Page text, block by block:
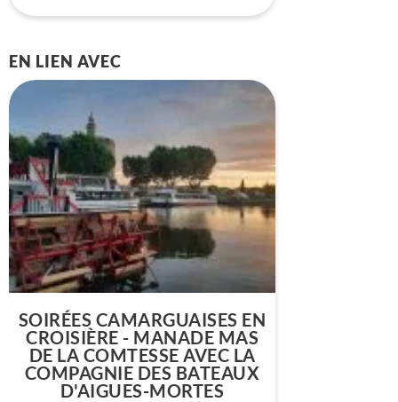
EN LIEN AVEC
SOIRÉES CAMARGUAISES EN
CROISIÈRE - MANADE MAS
DE LA COMTESSE AVEC LA
COMPAGNIE DES BATEAUX
D'AIGUES-MORTES